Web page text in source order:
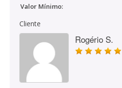
Valor Mínimo:
Cliente
Rogério S.